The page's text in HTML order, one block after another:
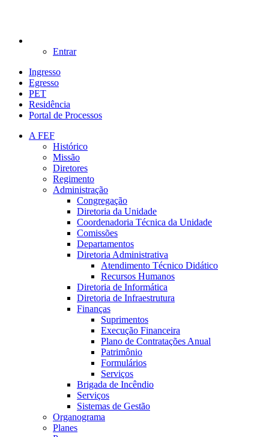
Entrar
Ingresso
Egresso
PET
Residência
Portal de Processos
A FEF
Histórico
Missão
Diretores
Regimento
Administração
Congregação
Diretoria da Unidade
Coordenadoria Técnica da Unidade
Comissões
Departamentos
Diretoria Administrativa
Atendimento Técnico Didático
Recursos Humanos
Diretoria de Informática
Diretoria de Infraestrutura
Finanças
Suprimentos
Execução Financeira
Plano de Contratações Anual
Patrimônio
Formulários
Serviços
Brigada de Incêndio
Serviços
Sistemas de Gestão
Organograma
Planes